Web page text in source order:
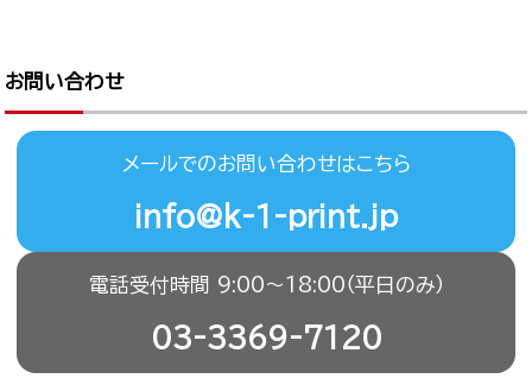
お問い合わせ
メールでのお問い合わせはこちら
info@k-1-print.jp
電話受付時間 9:00〜18:00（平日のみ）
03-3369-7120